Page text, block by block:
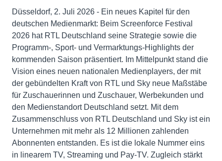
Düsseldorf, 2. Juli 2026 - Ein neues Kapitel für den
deutschen Medienmarkt: Beim Screenforce Festival
2026 hat RTL Deutschland seine Strategie sowie die
Programm-, Sport- und Vermarktungs-Highlights der
kommenden Saison präsentiert. Im Mittelpunkt stand die
Vision eines neuen nationalen Medienplayers, der mit
der gebündelten Kraft von RTL und Sky neue Maßstäbe
für Zuschauerinnen und Zuschauer, Werbekunden und
den Medienstandort Deutschland setzt. Mit dem
Zusammenschluss von RTL Deutschland und Sky ist ein
Unternehmen mit mehr als 12 Millionen zahlenden
Abonnenten entstanden. Es ist die lokale Nummer eins
in linearem TV, Streaming und Pay-TV. Zugleich stärkt